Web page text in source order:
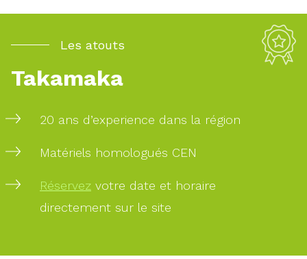
Les atouts
Takamaka
20 ans d’experience dans la région
Matériels homologués CEN
Réservez votre date et horaire
directement sur le site